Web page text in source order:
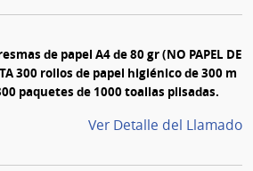
de papel A4 de 80 gr (NO PAPEL DE
300 rollos de papel higiénico de 300 m
paquetes de 1000 toallas plisadas.
Ver Detalle del Llamado